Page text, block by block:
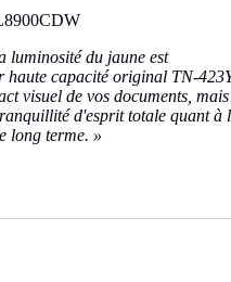
luminosité du jaune est
haute capacité original TN-
visuel de vos documents, mais
d'esprit totale quant à
long terme. »